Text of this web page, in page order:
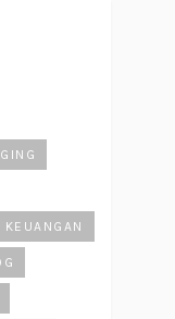
KEUANGAN